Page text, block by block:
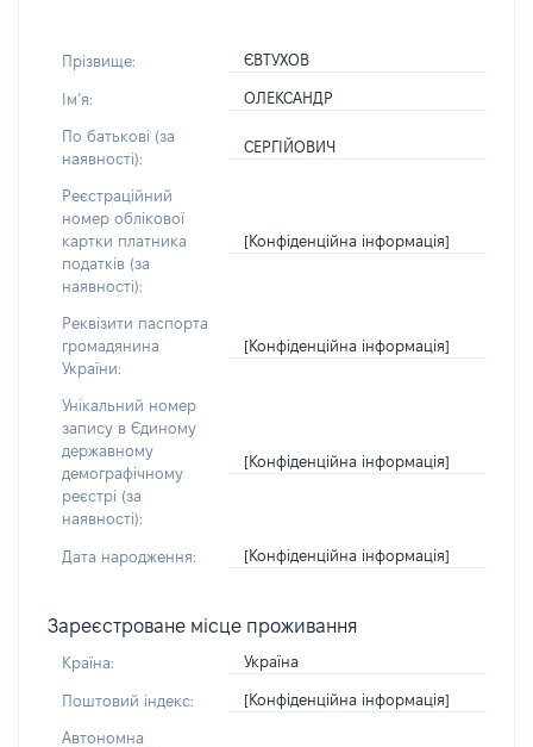
Прізвище: ЄВТУХОВ
Імʼя: ОЛЕКСАНДР
По батькові (за
наявності):
СЕРГІЙОВИЧ
Реєстраційний
номер облікової
картки платника
податків (за
наявності):
[Конфіденційна інформація]
Реквізити паспорта
громадянина
України:
[Конфіденційна інформація]
Унікальний номер
запису в Єдиному
державному
демографічному
реєстрі (за
наявності):
[Конфіденційна інформація]
Дата народження: [Конфіденційна інформація]
Зареєстроване місце проживання
Країна: Україна
Поштовий індекс: [Конфіденційна інформація]
Автономна